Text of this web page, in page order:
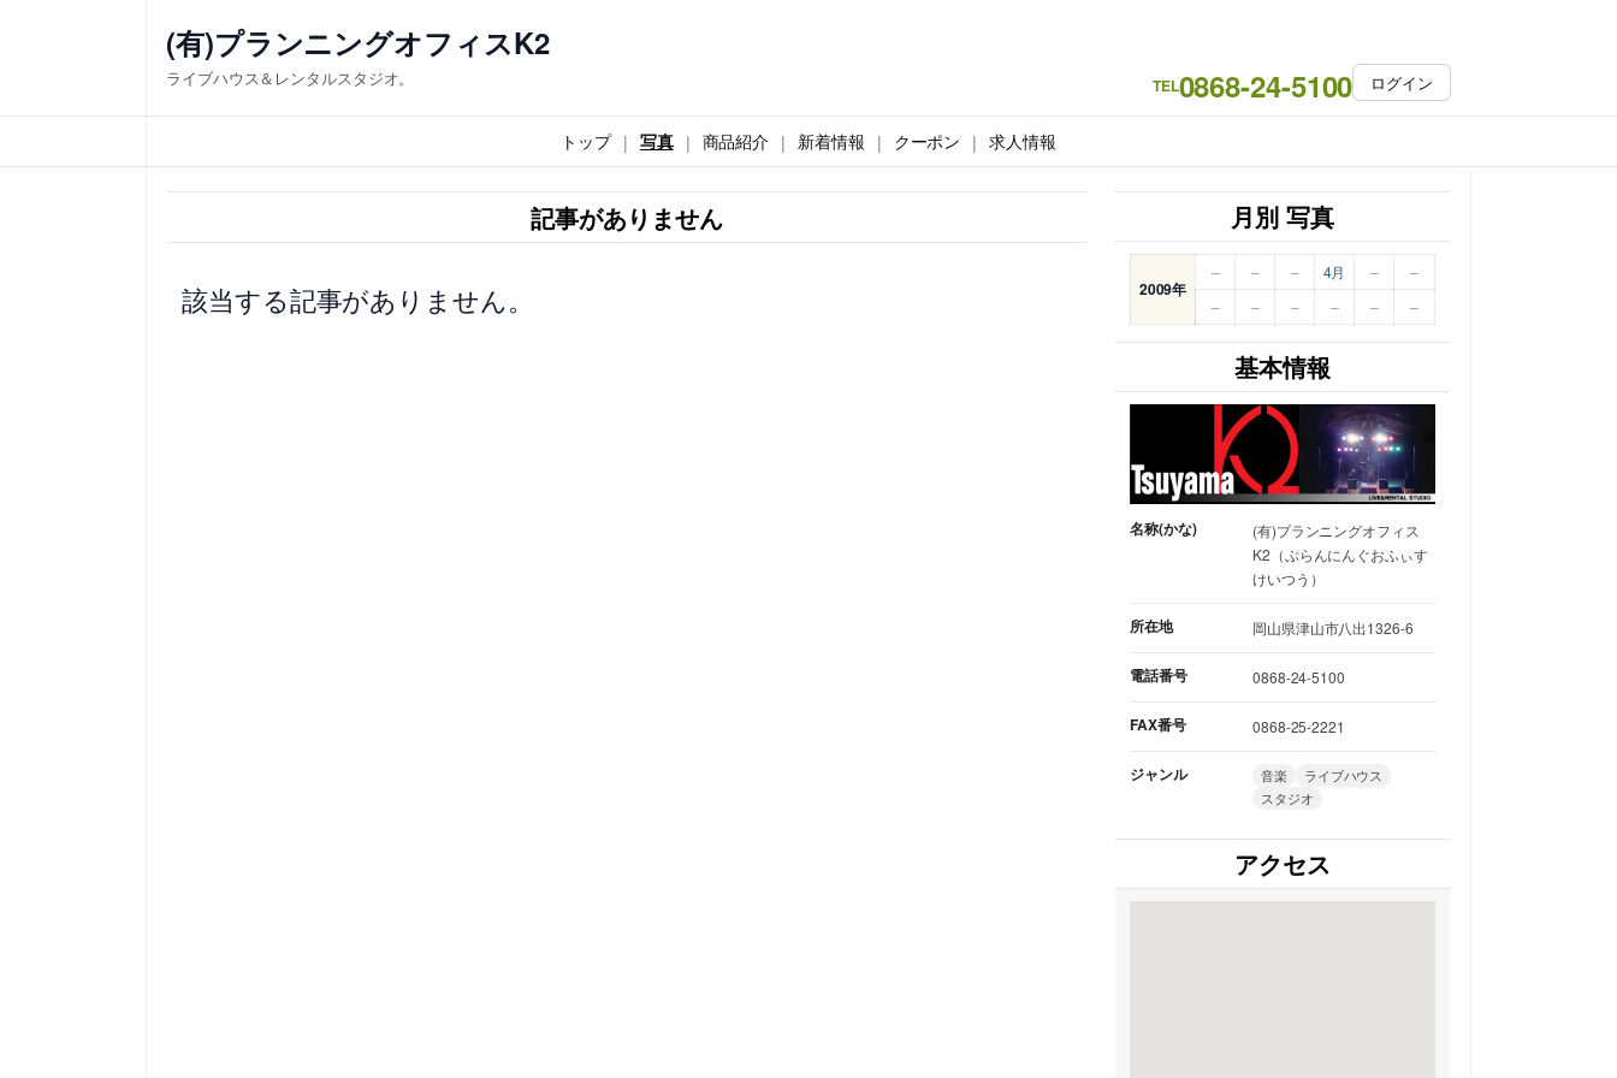
ス
キ
(有)プランニングオフィスK2
ライブハウス＆レンタルスタジオ。 TEL0868-24-5100 ログイン
トップ 写真 商品紹介 新着情報 クーポン 求人情報
記事がありません
該当する記事がありません。
月別 写真
2009年
– – – 4月 –
–
–
– – – – –
基本情報
名称(かな)
(有)プランニングオフィス
K2（ぷらんにんぐおふぃす
けいつう）
所在地 岡山県津山市八出1326-6
電話番号 0868-24-5100
FAX番号 0868-25-2221
ジャンル 音楽
ライブハウス
スタジオ
アクセス